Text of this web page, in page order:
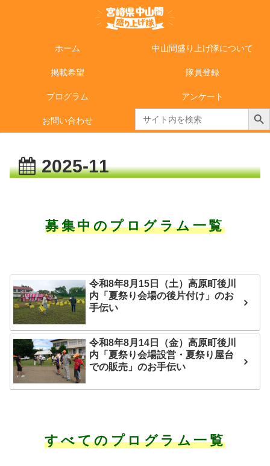
ホーム 中山間盛り上げ隊について
掲載希望 隊員登録
プログラム アンケート
お問い合わせ
Search
for:
Search Button
2025-11
募集中のプログラム一覧
令和8年8月15日（土）高原町後川
内「夏祭り会場の後片付け」のお
手伝い
令和8年8月14日（金）高原町後川
内「夏祭り会場設営・夏祭り屋台
での販売」のお手伝い
すべてのプログラム一覧